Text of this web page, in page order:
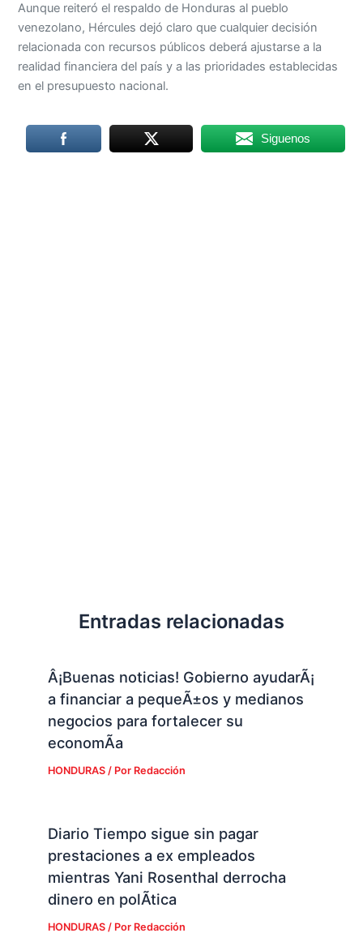
Aunque reiteró el respaldo de Honduras al pueblo
venezolano, Hércules dejó claro que cualquier decisión
relacionada con recursos públicos deberá ajustarse a la
realidad financiera del país y a las prioridades establecidas
en el presupuesto nacional.
Siguenos
Entradas relacionadas
Â¡Buenas noticias! Gobierno ayudarÃ¡
a financiar a pequeÃ±os y medianos
negocios para fortalecer su
economÃ­a
HONDURAS/ Por Redacción
Diario Tiempo sigue sin pagar
prestaciones a ex empleados
mientras Yani Rosenthal derrocha
dinero en polÃ­tica
HONDURAS/ Por Redacción